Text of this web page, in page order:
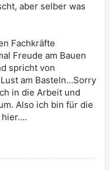
aber selber was
Fachkräfte
Freude am Bauen
spricht von
am Basteln…Sorry
in die Arbeit und
Also ich bin für die
hier….